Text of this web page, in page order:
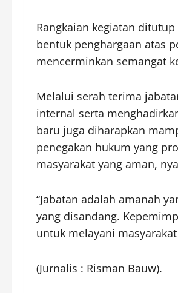
Rangkaian kegiatan
bentuk penghargaan atas
mencerminkan semangat
Melalui serah terima
internal serta
baru juga diharapkan
penegakan hukum yang
masyarakat yang aman,
“Jabatan adalah amanah
yang disandang.
untuk melayani
(Jurnalis : Risman Bauw).